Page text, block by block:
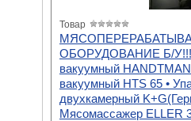
Товар
ОБОРУДОВАНИЕ Б/У!!!
вакуумный
вакуумный HTS 65 •
двухкамерный
Мясомассажер ELLER